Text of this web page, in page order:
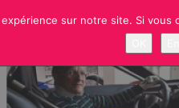
SITE
sur notre site. Si